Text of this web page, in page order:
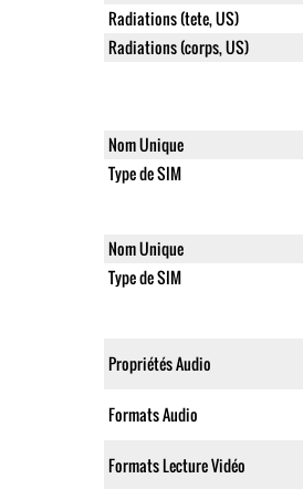
Radiations (tete, US)
Radiations (corps, US)
Nom Unique
Type de SIM
Nom Unique
Type de SIM
Propriétés Audio
Formats Audio
Formats Lecture Vidéo